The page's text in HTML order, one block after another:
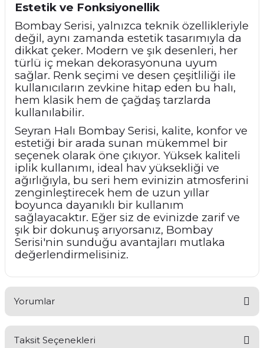
Estetik ve Fonksiyonellik
Bombay Serisi, yalnızca teknik özellikleriyle
değil, aynı zamanda estetik tasarımıyla da
dikkat çeker. Modern ve şık desenleri, her
türlü iç mekan dekorasyonuna uyum
sağlar. Renk seçimi ve desen çeşitliliği ile
kullanıcıların zevkine hitap eden bu halı,
hem klasik hem de çağdaş tarzlarda
kullanılabilir.
Seyran Halı Bombay Serisi, kalite, konfor ve
estetiği bir arada sunan mükemmel bir
seçenek olarak öne çıkıyor. Yüksek kaliteli
iplik kullanımı, ideal hav yüksekliği ve
ağırlığıyla, bu seri hem evinizin atmosferini
zenginleştirecek hem de uzun yıllar
boyunca dayanıklı bir kullanım
sağlayacaktır. Eğer siz de evinizde zarif ve
şık bir dokunuş arıyorsanız, Bombay
Serisi'nin sunduğu avantajları mutlaka
değerlendirmelisiniz.
Yorumlar
Taksit Seçenekleri